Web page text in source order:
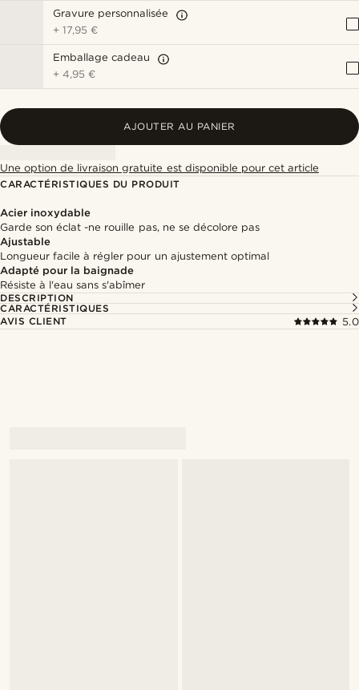
Gravure personnalisée
+17,95 €
Emballage cadeau
+4,95 €
AJOUTER AU PANIER
Une option de livraison gratuite est disponible pour cet article
CARACTÉRISTIQUES DU PRODUIT
Acier inoxydable
Garde son éclat -ne rouille pas, ne se décolore pas
Ajustable
Longueur facile à régler pour un ajustement optimal
Adapté pour la baignade
Résiste à l'eau sans s'abîmer
DESCRIPTION
CARACTÉRISTIQUES
AVIS CLIENT
5.0